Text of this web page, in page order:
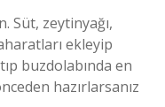
Süt, zeytinyağı,
ekleyip
buzdolabında en
hazırlarsanız